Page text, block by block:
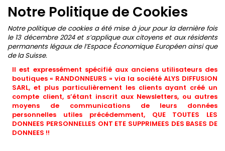
Notre Politique de Cookies
Notre politique de cookies a été mise à jour pour la dernière fois
le 13 décembre 2024 et s’applique aux citoyens et aux résidents
permanents légaux de l’Espace Économique Européen ainsi que
de la Suisse.
Il est expressément spécifié aux anciens utilisateurs des
boutiques « RANDONNEURS » via la société ALYS DIFFUSION
SARL, et plus particulièrement les clients ayant créé un
compte client, s’étant inscrit aux Newsletters, ou autres
moyens de communications de leurs données
personnelles utiles précédemment, QUE TOUTES LES
DONNEES PERSONNELLES ONT ETE SUPPRIMEES DES BASES DE
DONNEES !!